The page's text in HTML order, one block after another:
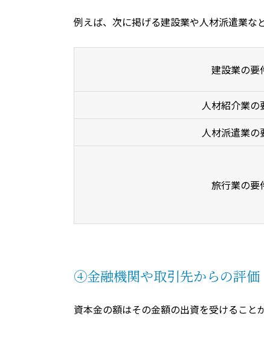
例えば、次に掲げる建設業や人材派遣業な
建設業の要
人材紹介業の
人材派遣業の
旅行業の要
④金融機関や取引先からの評価
資本金の額はその金額の出資を受けること